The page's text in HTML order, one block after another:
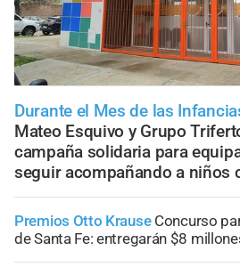
Durante el Mes de las
Mateo Esquivo y Grupo
campaña solidaria para
seguir acompañando a niños
Premios Otto Krause Concurso
de Santa Fe: entregarán $8